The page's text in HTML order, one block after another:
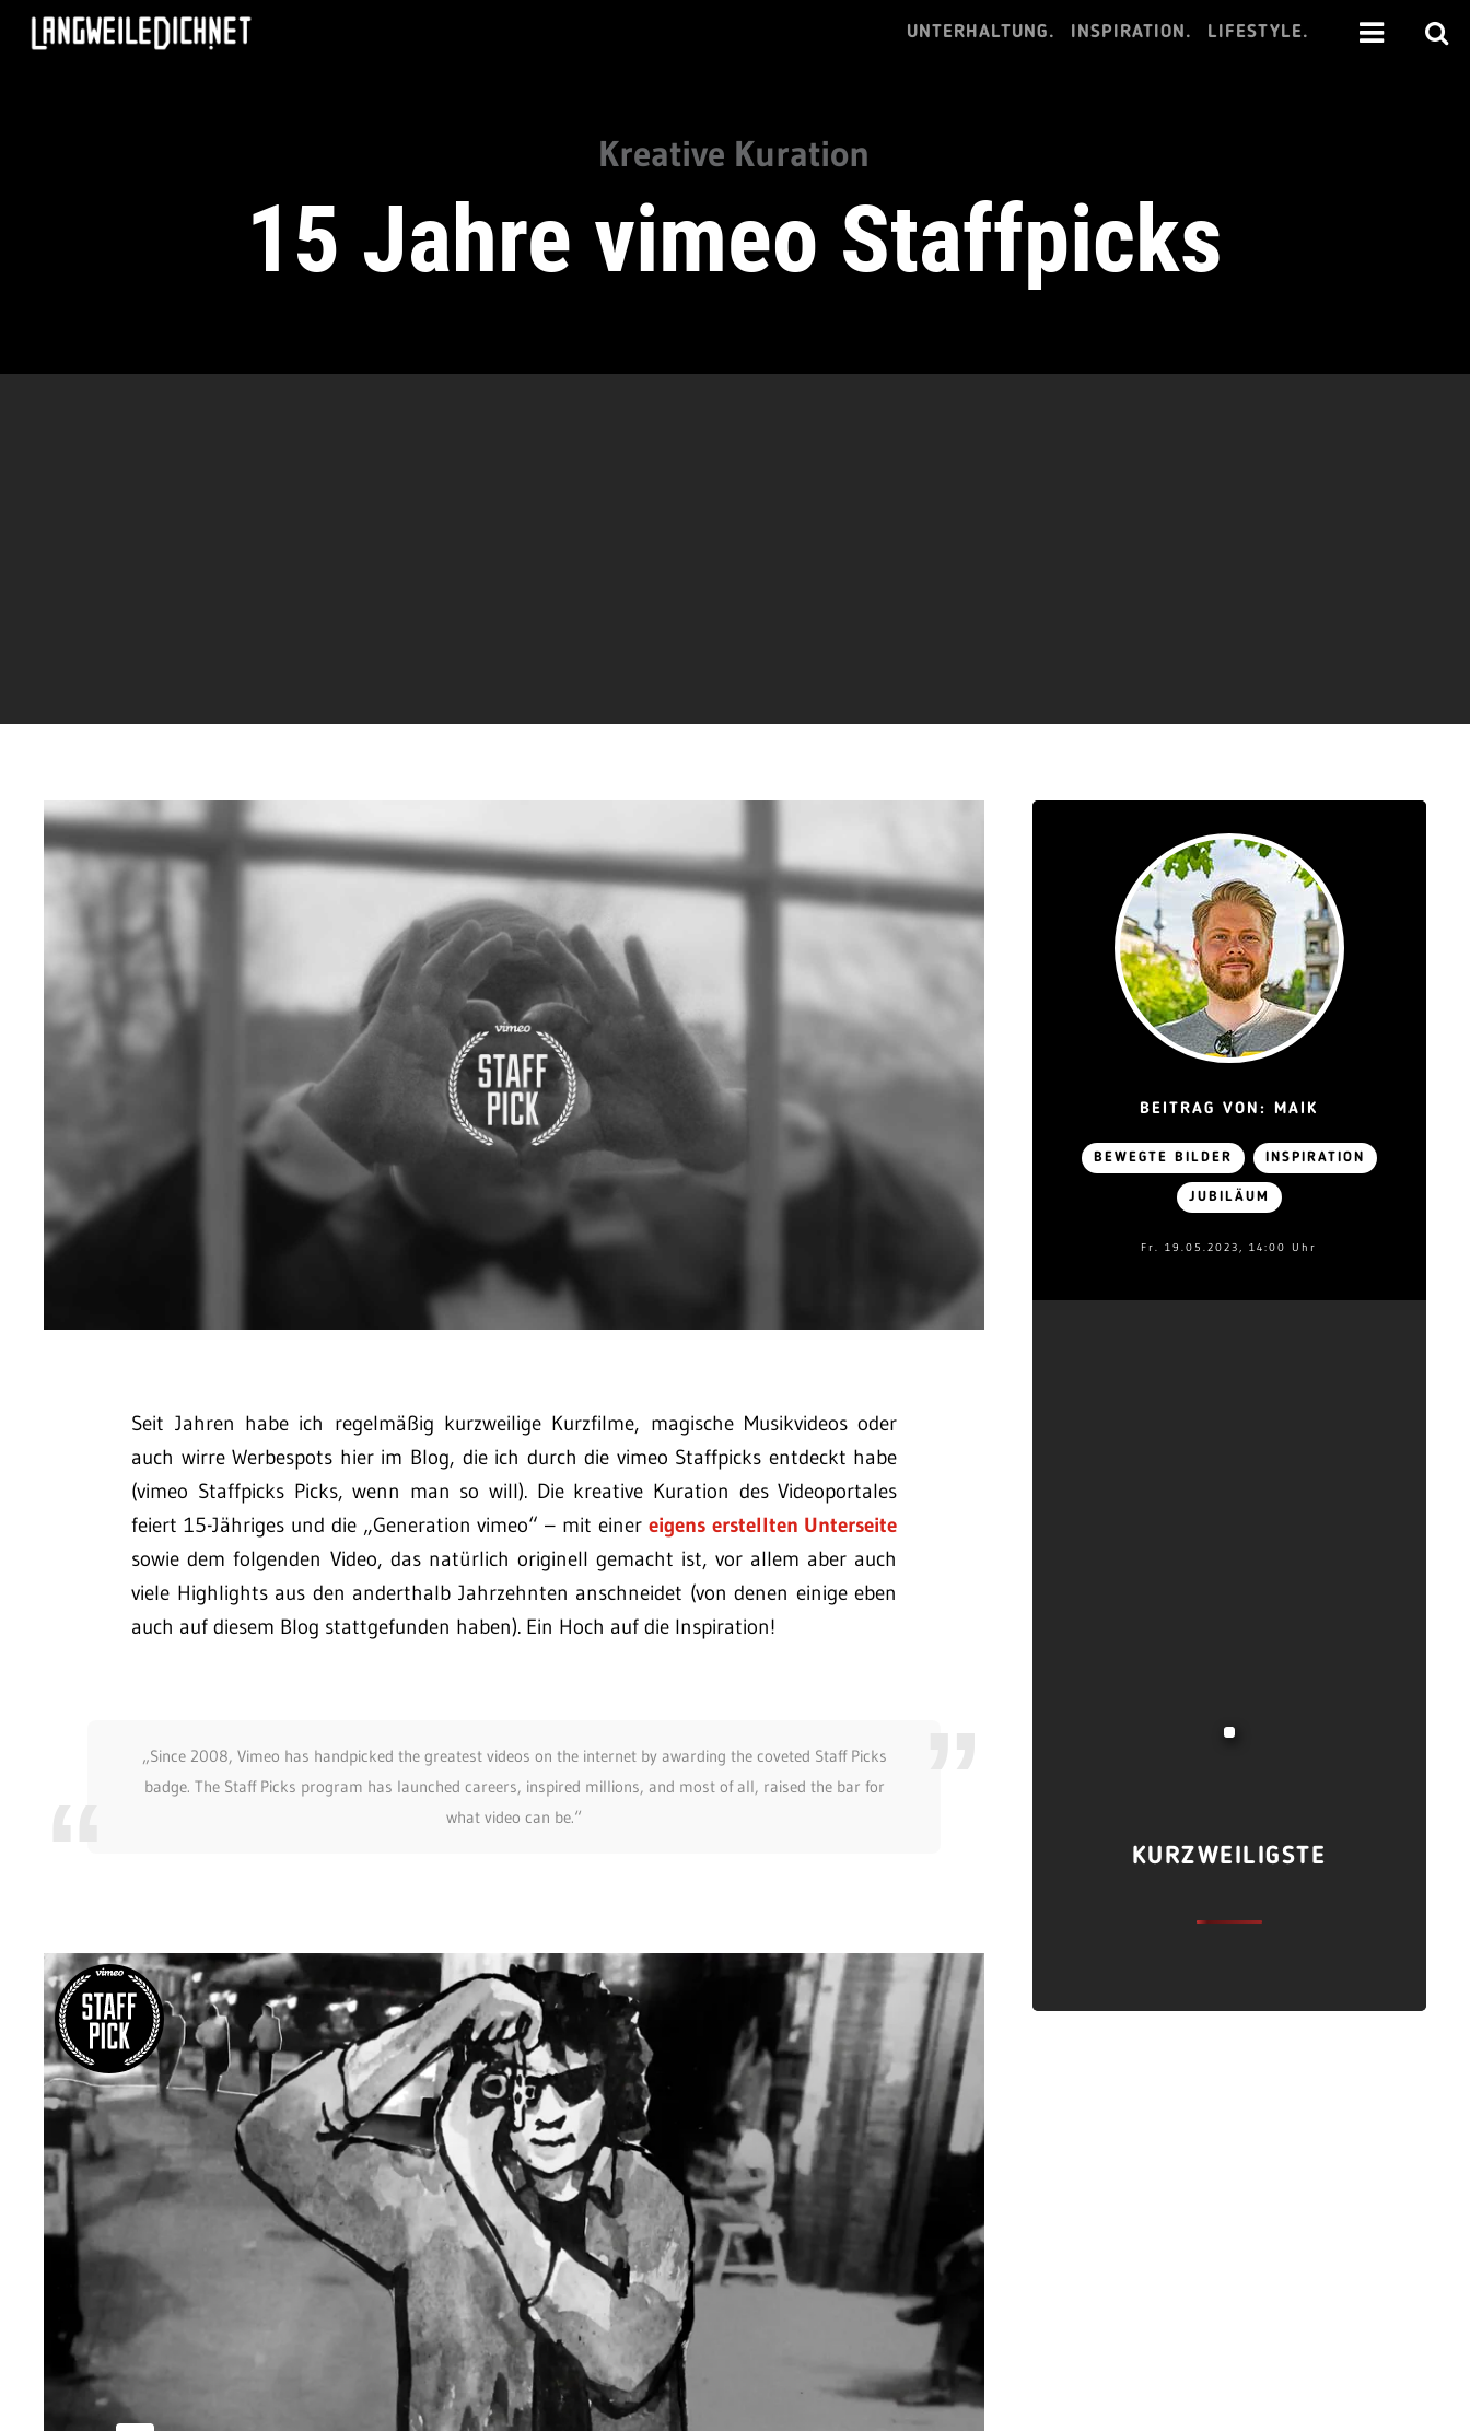
UNTERHALTUNG. INSPIRATION. LIFESTYLE.
Kreative Kuration
15 Jahre vimeo Staffpicks
Seit Jahren habe ich regelmäßig kurzweilige Kurzfilme, magische Musikvideos oder
auch wirre Werbespots hier im Blog, die ich durch die vimeo Staffpicks entdeckt habe
(vimeo Staffpicks Picks, wenn man so will). Die kreative Kuration des Videoportales
feiert 15-Jähriges und die „Generation vimeo“ – mit einer eigens erstellten Unterseite
sowie dem folgenden Video, das natürlich originell gemacht ist, vor allem aber auch
viele Highlights aus den anderthalb Jahrzehnten anschneidet (von denen einige eben
auch auf diesem Blog stattgefunden haben). Ein Hoch auf die Inspiration!
„Since 2008, Vimeo has handpicked the greatest videos on the internet by awarding the coveted Staff Picks
badge. The Staff Picks program has launched careers, inspired millions, and most of all, raised the bar for
what video can be.“
BEITRAG VON: MAIK
BEWEGTE BILDER INSPIRATION
JUBILÄUM
Fr. 19.05.2023, 14:00 Uhr
KURZWEILIGSTE